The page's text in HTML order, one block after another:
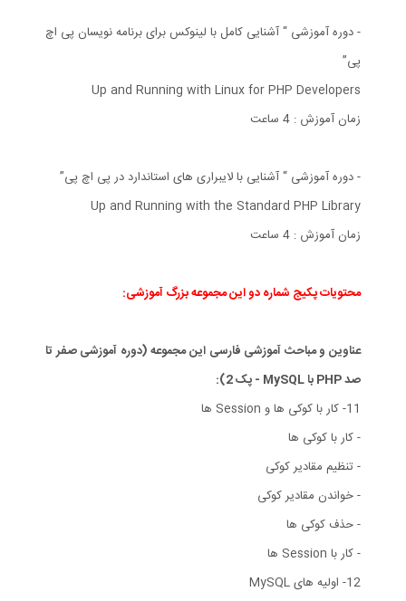
- دوره آموزشی “ آشنایی کامل با لینوکس برای برنامه نویسان پی اچ
پی”
Up and Running with Linux for PHP Developers
زمان آموزش : 4 ساعت
- دوره آموزشی “ آشنایی با لایبراری های استاندارد در پی اچ پی”
Up and Running with the Standard PHP Library
زمان آموزش : 4 ساعت
محتویات پکیج شماره دو این مجموعه بزرگ آموزشی:
عناوین و مباحث آموزشی فارسی این مجموعه (دوره آموزشی صفر تا
صد PHP با MySQL - پک 2):
11- کار با کوکی ها و Session ها
- کار با کوکی ها
- تنظیم مقادیر کوکی
- خواندن مقادیر کوکی
- حذف کوکی ها
- کار با Session ها
12- اولیه های MySQL